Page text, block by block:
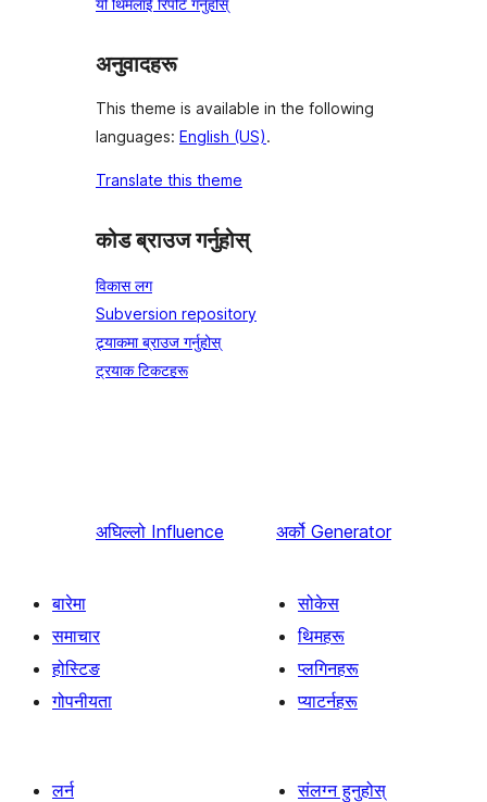
अनुवादहरू
This theme is available in the following
languages: English (US).
Translate this theme
कोड ब्राउज गर्नुहोस्
विकास लग
Subversion repository
ट्र्याकमा ब्राउज गर्नुहोस्
ट्रयाक टिकटहरू
अघिल्लो Influence अर्को Generator
बारेमा
समाचार
होस्टिङ
गोपनीयता
सोकेस
थिमहरू
प्लगिनहरू
प्याटर्नहरू
लर्न
संलग्न हुनुहोस्